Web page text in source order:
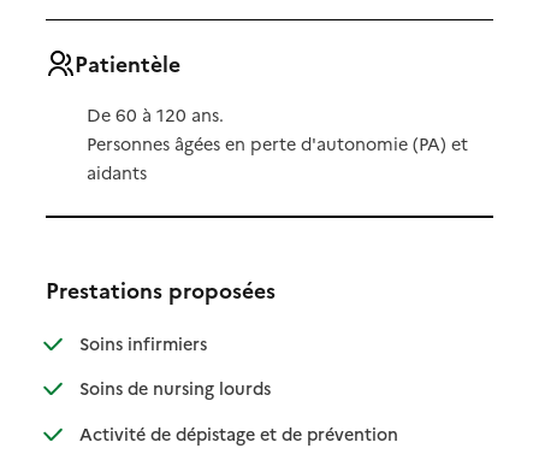
Patientèle
De 60 à 120 ans.
Personnes âgées en perte d'autonomie (PA) et
aidants
Prestations proposées
Soins infirmiers: disponible
: non disponible
Soins de nursing lourds: disponible
: non disponible
Activité de dépistage et de prévention: disponible
: non disponible